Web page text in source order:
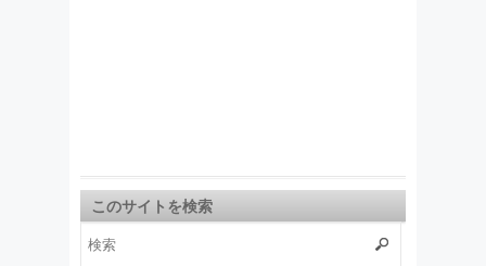
このサイトを検索